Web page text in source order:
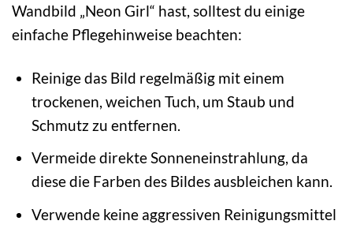
Wandbild „Neon Girl“ hast, solltest du einige
einfache Pflegehinweise beachten:
Reinige das Bild regelmäßig mit einem
trockenen, weichen Tuch, um Staub und
Schmutz zu entfernen.
Vermeide direkte Sonneneinstrahlung, da
diese die Farben des Bildes ausbleichen kann.
Verwende keine aggressiven Reinigungsmittel